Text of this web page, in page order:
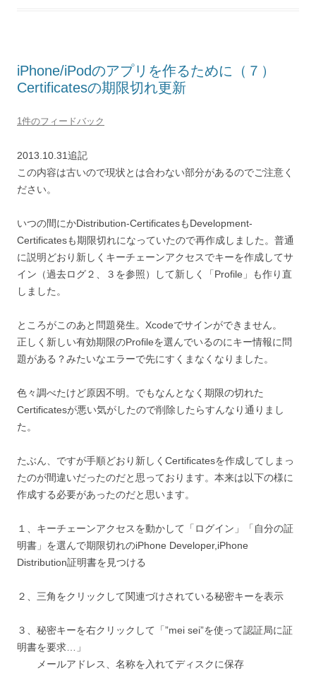
iPhone/iPodのアプリを作るために（７）
Certificatesの期限切れ更新
1件のフィードバック
2013.10.31追記
この内容は古いので現状とは合わない部分があるのでご注意く
ださい。
いつの間にかDistribution-CertificatesもDevelopment-
Certificatesも期限切れになっていたので再作成しました。普通
に説明どおり新しくキーチェーンアクセスでキーを作成してサ
イン（過去ログ２、３を参照）して新しく「Profile」も作り直
しました。
ところがこのあと問題発生。Xcodeでサインができません。
正しく新しい有効期限のProfileを選んでいるのにキー情報に問
題がある？みたいなエラーで先にすくまなくなりました。
色々調べたけど原因不明。でもなんとなく期限の切れた
Certificatesが悪い気がしたので削除したらすんなり通りまし
た。
たぶん、ですが手順どおり新しくCertificatesを作成してしまっ
たのが間違いだったのだと思っております。本来は以下の様に
作成する必要があったのだと思います。
１、キーチェーンアクセスを動かして「ログイン」「自分の証
明書」を選んで期限切れのiPhone Developer,iPhone
Distribution証明書を見つける
２、三角をクリックして関連づけされている秘密キーを表示
３、秘密キーを右クリックして「”mei sei”を使って認証局に証
明書を要求…」
メールアドレス、名称を入れてディスクに保存